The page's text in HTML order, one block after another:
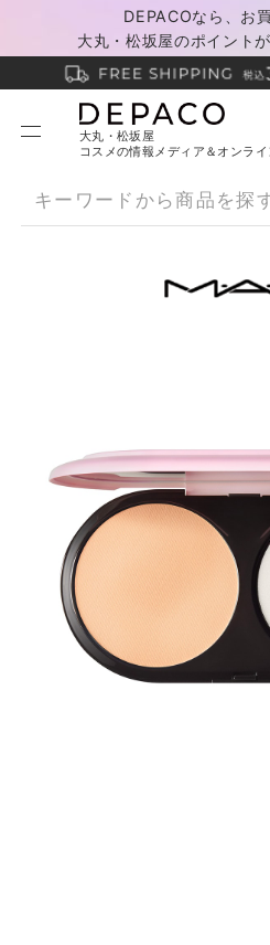
DEPACOなら、お
大丸・松坂屋のポイント
大丸・松坂屋
コスメの情報メディア＆オンライ